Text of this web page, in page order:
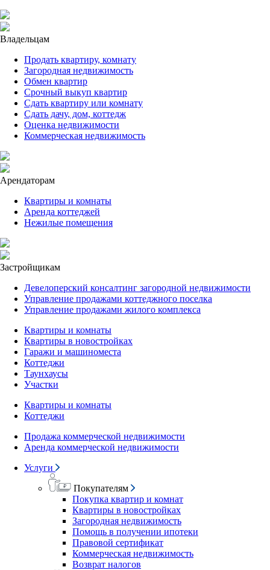
Владельцам
Продать квартиру, комнату
Загородная недвижимость
Обмен квартир
Срочный выкуп квартир
Сдать квартиру или комнату
Сдать дачу, дом, коттедж
Оценка недвижимости
Коммерческая недвижимость
Арендаторам
Квартиры и комнаты
Аренда коттеджей
Нежилые помещения
Застройщикам
Девелоперский консалтинг загородной недвижимости
Управление продажами коттеджного поселка
Управление продажами жилого комплекса
Квартиры и комнаты
Квартиры в новостройках
Гаражи и машиноместа
Коттеджи
Таунхаусы
Участки
Квартиры и комнаты
Коттеджи
Продажа коммерческой недвижимости
Аренда коммерческой недвижимости
Услуги
Покупателям
Покупка квартир и комнат
Квартиры в новостройках
Загородная недвижимость
Помощь в получении ипотеки
Правовой сертификат
Коммерческая недвижимость
Возврат налогов